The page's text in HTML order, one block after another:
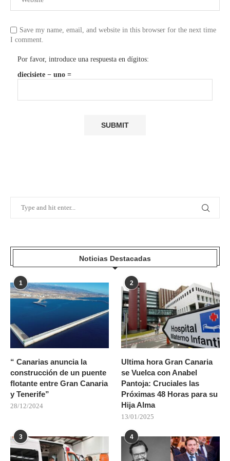
Save my name, email, and website in this browser for the next time
I comment.
Por favor, introduce una respuesta en dígitos:
diecisiete − uno =
Noticias Destacadas
1
“ Canarias anuncia la
construcción de un puente
flotante entre Gran Canaria
y Tenerife”
28/12/2024
2
Ultima hora Gran Canaria
se Vuelca con Anabel
Pantoja: Cruciales las
Próximas 48 Horas para su
Hija Alma
13/01/2025
3 4